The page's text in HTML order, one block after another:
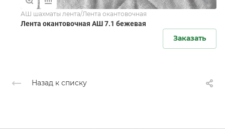
АШ шахматы лента/Лента окантовочная
Лента окантовочная АШ 7.1 бежевая
Заказать
Назад к списку